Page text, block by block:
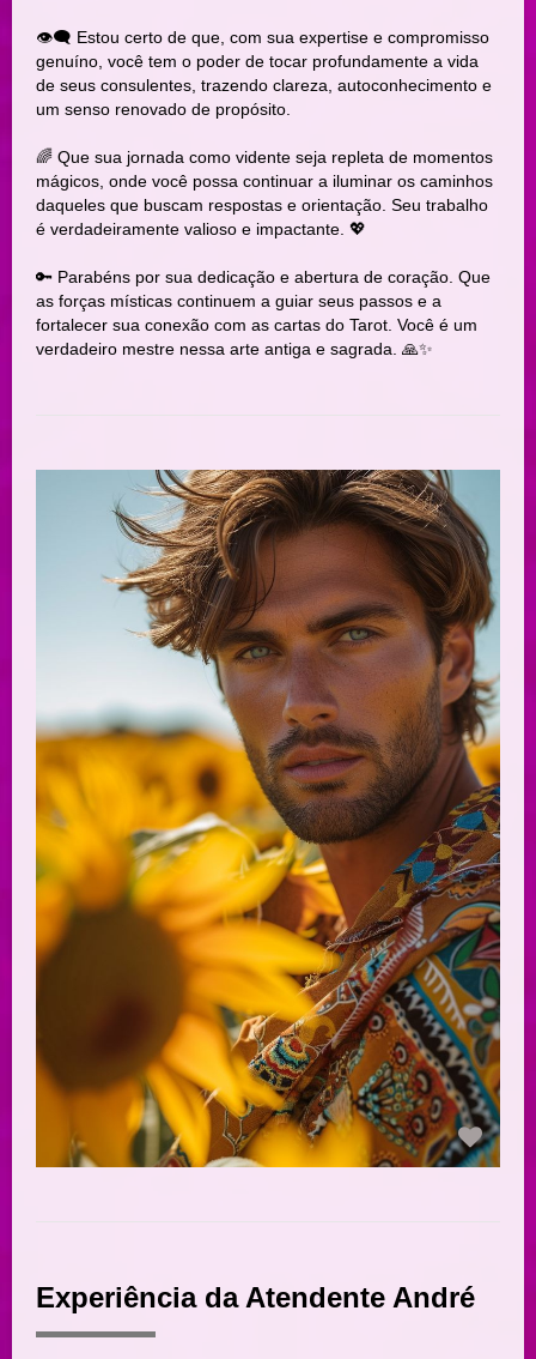
👁‍🗨 Estou certo de que, com sua expertise e compromisso
genuíno, você tem o poder de tocar profundamente a vida
de seus consulentes, trazendo clareza, autoconhecimento e
um senso renovado de propósito.
🌈 Que sua jornada como vidente seja repleta de momentos
mágicos, onde você possa continuar a iluminar os caminhos
daqueles que buscam respostas e orientação. Seu trabalho
é verdadeiramente valioso e impactante. 💖
🔑 Parabéns por sua dedicação e abertura de coração. Que
as forças místicas continuem a guiar seus passos e a
fortalecer sua conexão com as cartas do Tarot. Você é um
verdadeiro mestre nessa arte antiga e sagrada. 🙏✨
Experiência da Atendente André